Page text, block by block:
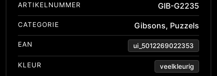
ARTIKELNUMMER GIB-G2235
CATEGORIE Gibsons, Puzzels
EAN ui_5012269022353
KLEUR veelkleurig